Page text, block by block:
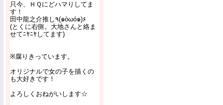
只今、ＨＱにどハマりしてま
す！
田中龍之介推し٩(๑òωó๑)۶
(とくに右側。大地さんと絡ま
せてﾆﾔﾆﾔしてます)
※腐りきっています。
オリジナルで女の子を描くの
も大好きです！
よろしくおねがいします☆